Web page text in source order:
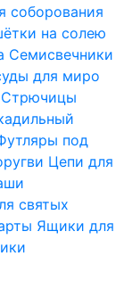
соборования
на солею
Семисвечники
для миро
Стрючицы
под
Цепи для
святых
Ящики для